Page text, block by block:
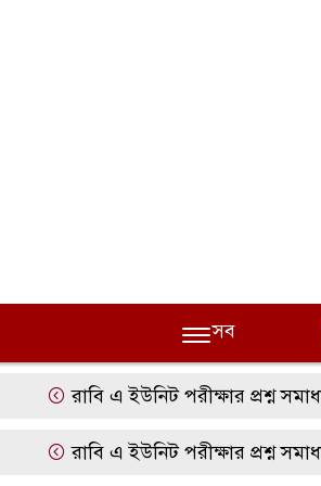
সব
রাবি এ ইউনিট পরীক্ষার প্রশ্ন
রাবি এ ইউনিট পরীক্ষার প্রশ্ন